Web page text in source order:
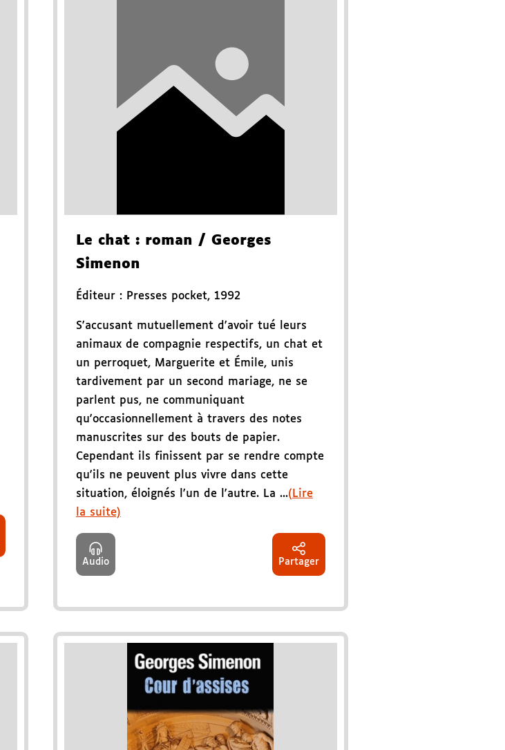
Le chat: roman / Georges
Simenon
Éditeur : Presses pocket, 1992
S'accusant mutuellement d'avoir tué leurs
animaux de compagnie respectifs, un chat et
un perroquet, Marguerite et Émile, unis
tardivement par un second mariage, ne se
parlent pus, ne communiquant
qu'occasionnellement à travers des notes
manuscrites sur des bouts de papier.
Cependant ils finissent par se rendre compte
qu'ils ne peuvent plus vivre dans cette
situation, éloignés l'un de l'autre. La ...(Lire
la suite)
Audio Partager